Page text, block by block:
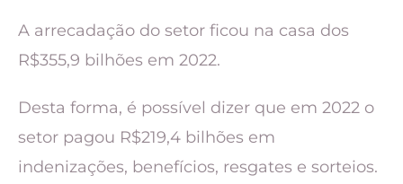
A arrecadação do setor ficou na casa dos
R$355,9 bilhões em 2022.
Desta forma, é possível dizer que em 2022 o
setor pagou R$219,4 bilhões em
indenizações, benefícios, resgates e sorteios.